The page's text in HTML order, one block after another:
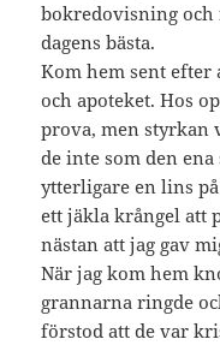
bokredovisning
dagens bästa.
Kom hem sent
och apoteket. Hos
prova, men styrkan
de inte som den
ytterligare en lins på
ett jäkla krångel att
nästan att jag gav
När jag kom hem
grannarna ringde
förstod att de var